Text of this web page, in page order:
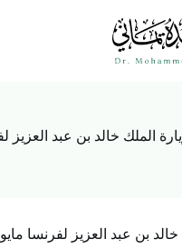
الملك خالد بن عبد العزيز
بن عبد العزيز لفرنسا مايو 78م